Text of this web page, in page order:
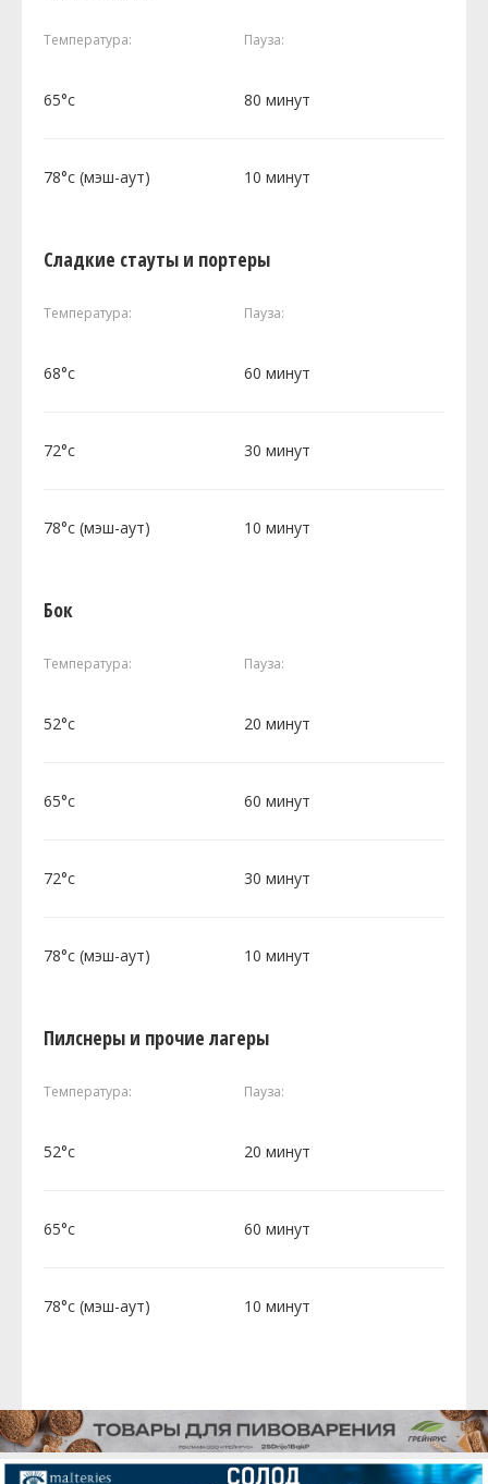
Температура: Пауза:
65°c 80 минут
78°c (мэш-аут) 10 минут
Сладкие стауты и портеры
Температура: Пауза:
68°c 60 минут
72°c 30 минут
78°c (мэш-аут) 10 минут
Бок
Температура: Пауза:
52°c 20 минут
65°c 60 минут
72°c 30 минут
78°c (мэш-аут) 10 минут
Пилснеры и прочие лагеры
Температура: Пауза:
52°c 20 минут
65°c 60 минут
78°c (мэш-аут) 10 минут